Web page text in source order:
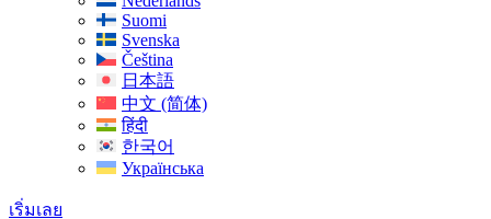
Suomi
Svenska
Čeština
日本語
中文 (简体)
हिंदी
한국어
Українська
เริ่มเลย